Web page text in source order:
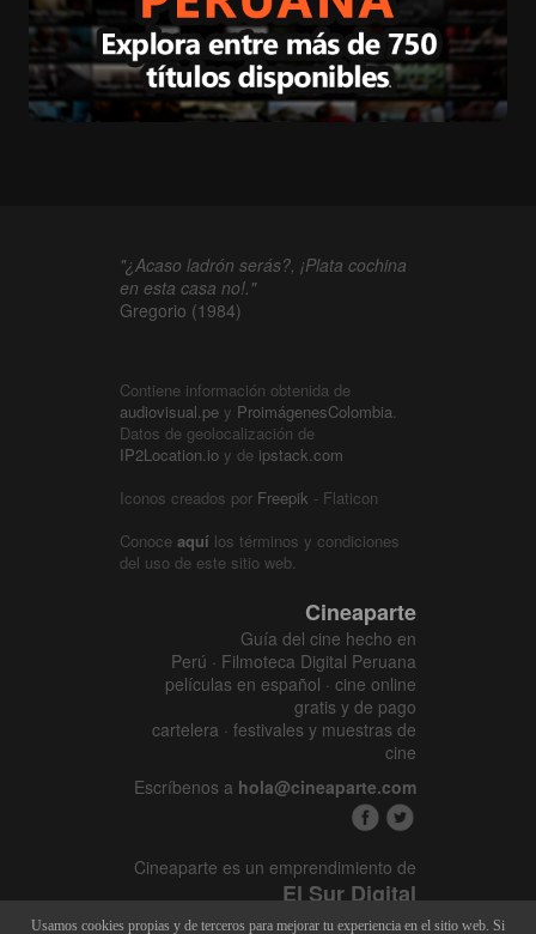
"¿Acaso ladrón serás?, ¡Plata cochina
en esta casa no!."
Gregorio (1984)
Contiene información obtenida de
audiovisual.pe y ProimágenesColombia
Datos de geolocalización de
IP2Location.io y de ipstack.com
Iconos creados por Freepik - Flaticon
Conoce aquí los términos y condiciones
del uso de este sitio web.
Cineaparte
Guía del cine hecho en
Perú · Filmoteca Digital Peruana
películas en español · cine online
gratis y de pago
cartelera · festivales y muestras de
cine
Escríbenos a hola@cineaparte.com
Cineaparte es un emprendimiento de
El Sur Digital
www.elsurcine.com
Usamos cookies propias y de terceros para mejorar tu experiencia en el sitio web. Si